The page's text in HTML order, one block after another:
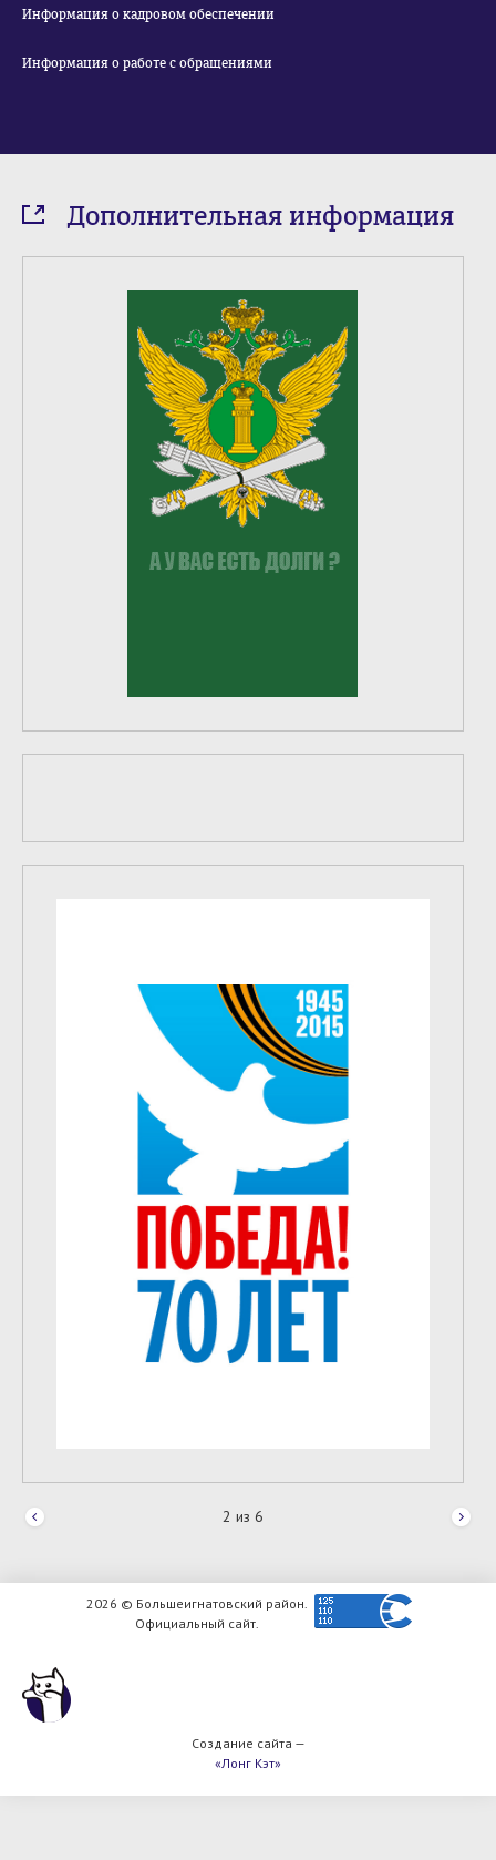
Информация о кадровом обеспечении
Информация о работе с обращениями
Дополнительная информация
2 из 6
2026 © Большеигнатовский район.
Официальный сайт.
Создание сайта —
«Лонг Кэт»